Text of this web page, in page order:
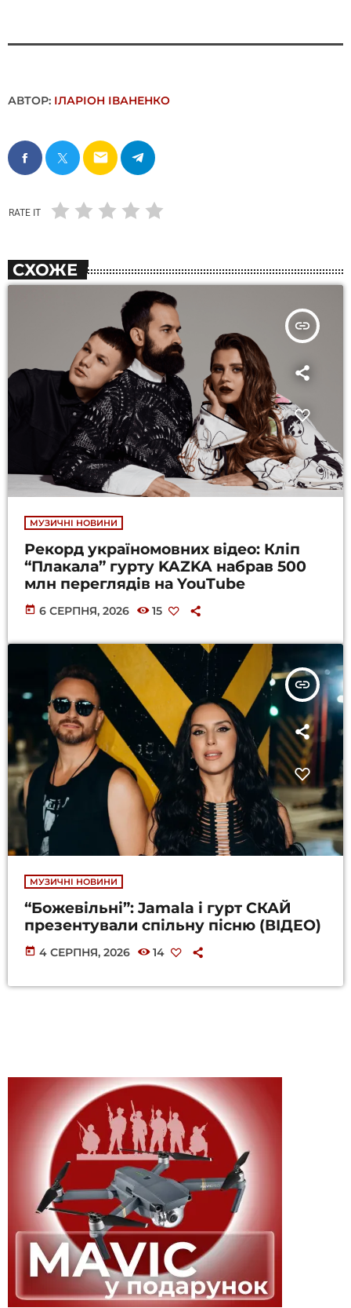
АВТОР: ІЛАРІОН ІВАНЕНКО
email
RATE IT
СХОЖЕ
insert_link
МУЗИЧНІ НОВИНИ
Рекорд україномовних відео: Кліп
“Плакала” гурту KAZKA набрав 500
млн переглядів на YouTube
today 6 СЕРПНЯ, 2026 15
insert_link
МУЗИЧНІ НОВИНИ
“Божевільні”: Jamala і гурт СКАЙ
презентували спільну пісню (ВІДЕО)
today 4 СЕРПНЯ, 2026 14